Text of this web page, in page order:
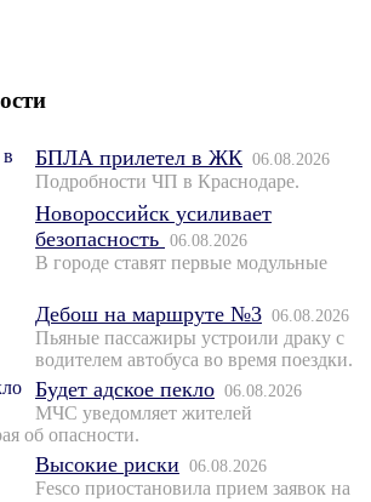
БПЛА прилетел в ЖК 06.08.2026
Подробности ЧП в Краснодаре.
Новороссийск усиливает
безопасность 06.08.2026
В городе ставят первые модульные
Дебош на маршруте №3 06.08.2026
Пьяные пассажиры устроили драку с
водителем автобуса во время поездки.
Будет адское пекло 06.08.2026
МЧС уведомляет жителей
об опасности.
Высокие риски 06.08.2026
Fesco приостановила прием заявок на